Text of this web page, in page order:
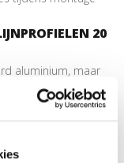
20
aluminium, maar
ontstaat er een
een beschermende
van